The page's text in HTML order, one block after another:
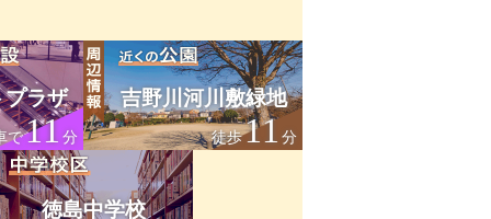
ラザ
で11分
吉野川河川敷緑地
徒歩11分
徳島中学校